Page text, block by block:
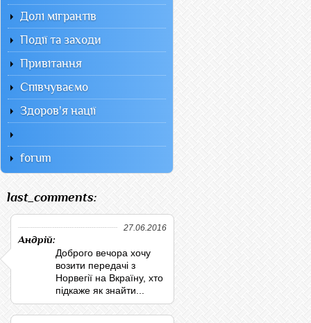
Долі мігрантів
Події та заходи
Привітання
Співчуваємо
Здоров'я нації
forum
last_comments:
27.06.2016
Андрій:
Доброго вечора хочу
возити передачі з
Норвегії на Вкраїну, хто
підкаже як знайти...